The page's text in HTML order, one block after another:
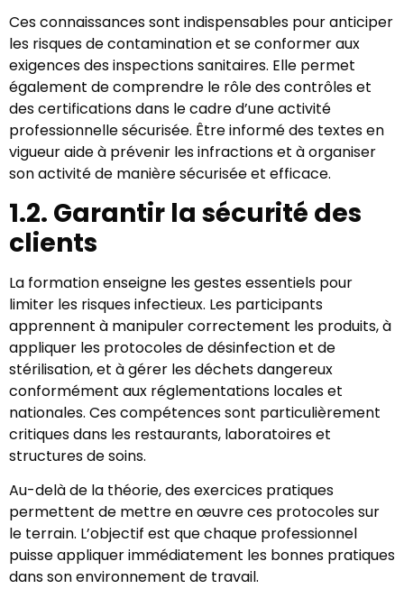
Ces connaissances sont indispensables pour anticiper
les risques de contamination et se conformer aux
exigences des inspections sanitaires. Elle permet
également de comprendre le rôle des contrôles et
des certifications dans le cadre d’une activité
professionnelle sécurisée. Être informé des textes en
vigueur aide à prévenir les infractions et à organiser
son activité de manière sécurisée et efficace.
1.2. Garantir la sécurité des
clients
La formation enseigne les gestes essentiels pour
limiter les risques infectieux. Les participants
apprennent à manipuler correctement les produits, à
appliquer les protocoles de désinfection et de
stérilisation, et à gérer les déchets dangereux
conformément aux réglementations locales et
nationales. Ces compétences sont particulièrement
critiques dans les restaurants, laboratoires et
structures de soins.
Au-delà de la théorie, des exercices pratiques
permettent de mettre en œuvre ces protocoles sur
le terrain. L’objectif est que chaque professionnel
puisse appliquer immédiatement les bonnes pratiques
dans son environnement de travail.